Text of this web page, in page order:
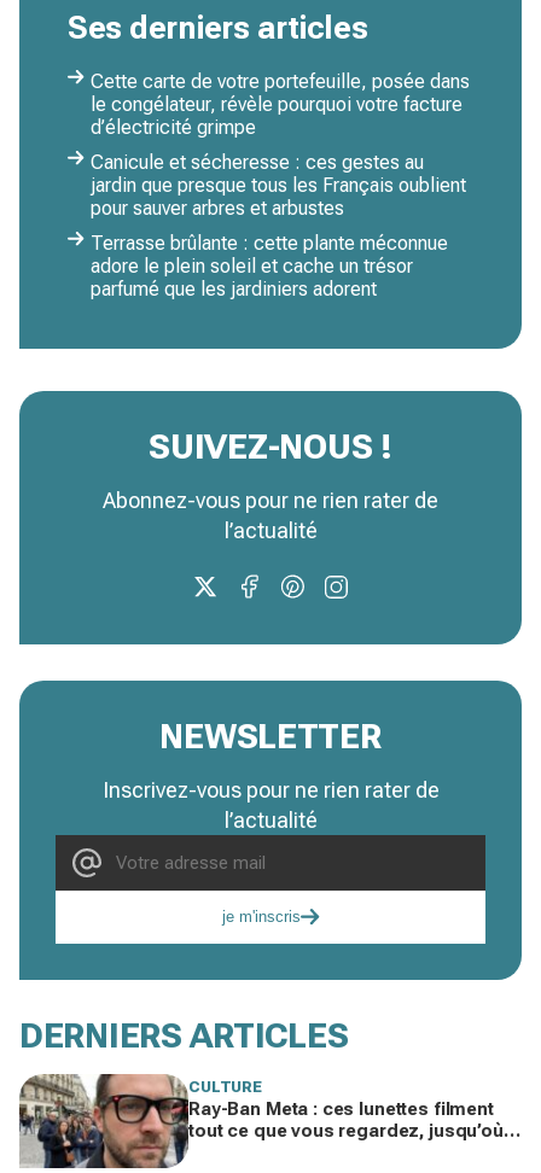
Ses derniers articles
Cette carte de votre portefeuille, posée dans
le congélateur, révèle pourquoi votre facture
d’électricité grimpe
Canicule et sécheresse : ces gestes au
jardin que presque tous les Français oublient
pour sauver arbres et arbustes
Terrasse brûlante : cette plante méconnue
adore le plein soleil et cache un trésor
parfumé que les jardiniers adorent
SUIVEZ-NOUS !
Abonnez-vous pour ne rien rater de
l’actualité
NEWSLETTER
Inscrivez-vous pour ne rien rater de
l’actualité
je m'inscris
DERNIERS ARTICLES
CULTURE
Ray-Ban Meta : ces lunettes filment
tout ce que vous regardez, jusqu’où